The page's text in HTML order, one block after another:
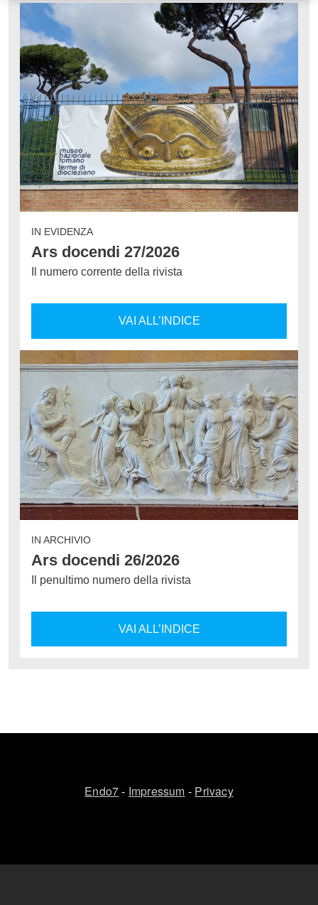
IN EVIDENZA
Ars docendi 27/2026
Il numero corrente della rivista
VAI ALL’INDICE
IN ARCHIVIO
Ars docendi 26/2026
Il penultimo numero della rivista
VAI ALL’INDICE
Endo7- Impressum - Privacy